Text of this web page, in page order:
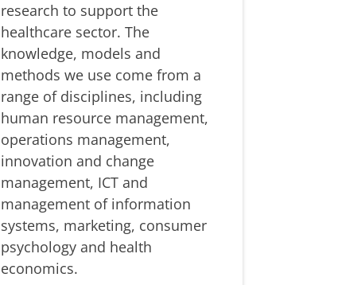
research to support the
healthcare sector. The
knowledge, models and
methods we use come from a
range of disciplines, including
human resource management,
operations management,
innovation and change
management, ICT and
management of information
systems, marketing, consumer
psychology and health
economics.